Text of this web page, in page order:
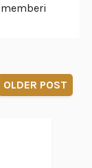
OLDER POST